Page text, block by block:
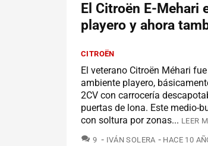
El Citroën E-Mehari
playero y ahora
CITROËN
El veterano Citroën Méhari
ambiente playero,
2CV con carrocería
puertas de lona. Este medio-
con soltura por zonas... LEER
9 COMENTARIOS
IVÁN SOLERA HACE 10